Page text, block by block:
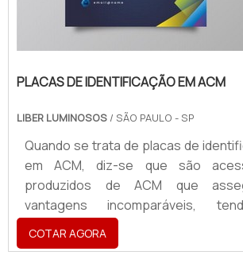
PLACAS DE IDENTIFICAÇÃO EM ACM
LIBER LUMINOSOS / SÃO PAULO - SP
Quando se trata de placas de
em ACM, diz-se que são
produzidos de ACM que
vantagens incomparáveis,
aplicabilidade em atestar a identidade
de uma marca, sendo utilizado
COTAR AGORA